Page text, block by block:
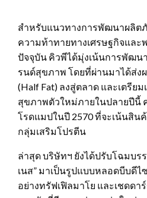
สำหรับแนวทางการพัฒนาผลิต
ความท้าทายทางเศรษฐกิจแล
ปัจจุบัน คิวพีได้มุ่งเน้นการพัฒ
รนด์สุขภาพ โดยที่ผ่านมาได้ส่
(Half Fat) ลงสู่ตลาด และเตรีย
สุขภาพตัวใหม่ภายในปลายปีนี้
โรดแมปในปี 2570 ที่จะเน้นสิน
กลุ่มเสริมโปรตีน
ล่าสุด บริษัทฯ ยังได้ปรับโฉมบ
เนส” มาเป็นรูปแบบหลอดบีบดี
อย่างทรัฟเฟิลมาโย และเชดดา